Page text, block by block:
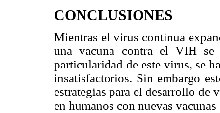
CONCLUSIONES
Mientras el virus continua
una vacuna contra el VIH se
particularidad de este virus, se
insatisfactorios. Sin embargo
estrategias para el desarrollo de
en humanos con nuevas